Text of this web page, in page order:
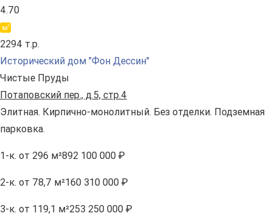
4.70
2294 т.р.
Исторический дом "Фон Дессин"
Чистые Пруды
Потаповский пер., д.5, стр.4
Элитная. Кирпично-монолитный. Без отделки. Подземная
парковка.
1-к. от 296 м²892 100 000 ₽
2-к. от 78,7 м²160 310 000 ₽
3-к. от 119,1 м²253 250 000 ₽